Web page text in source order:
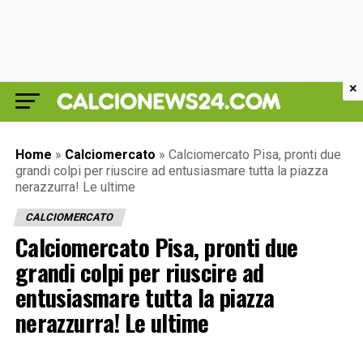
Home » Calciomercato » Calciomercato Pisa, pronti due
grandi colpi per riuscire ad entusiasmare tutta la piazza
nerazzurra! Le ultime
CALCIOMERCATO
Calciomercato Pisa, pronti due
grandi colpi per riuscire ad
entusiasmare tutta la piazza
nerazzurra! Le ultime
×